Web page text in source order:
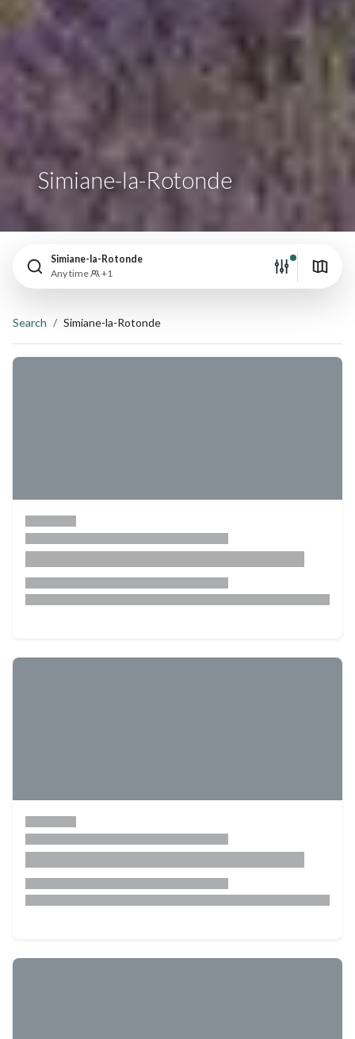
Simiane-la-Rotonde
Simiane-la-Rotonde
Any time
+1
Search Simiane-la-Rotonde